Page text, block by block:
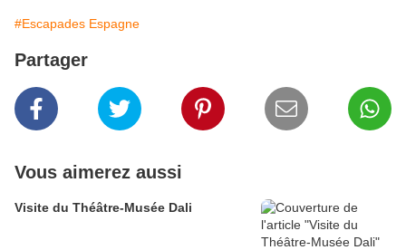
#Escapades Espagne
Partager
Vous aimerez aussi
Visite du Théâtre-Musée Dali